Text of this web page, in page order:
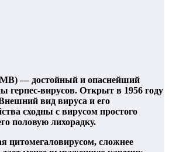
— достойный и опаснейший
герпес-вирусов. Открыт в 1956 году
вид вируса и его
сходны с вирусом простого
половую лихорадку.
цитомегаловирусом, сложнее